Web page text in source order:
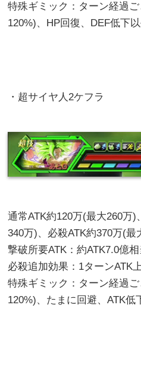
特殊ギミック：ターン経過
120%)、HP回復、DEF低下
・超サイヤ人2ケフラ
通常ATK約120万(最大260万)
340万)、必殺ATK約370万(最
撃破所要ATK：約ATK7.0億相
必殺追加効果：1ターンATK
特殊ギミック：ターン経過
120%)、たまに回避、ATK低